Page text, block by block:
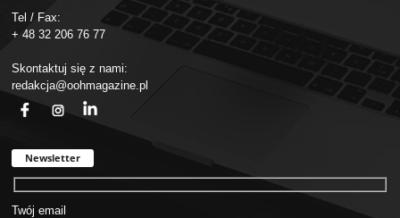
Tel / Fax:
+ 48 32 206 76 77
Skontaktuj się z nami:
redakcja@oohmagazine.pl
Newsletter
Twój email